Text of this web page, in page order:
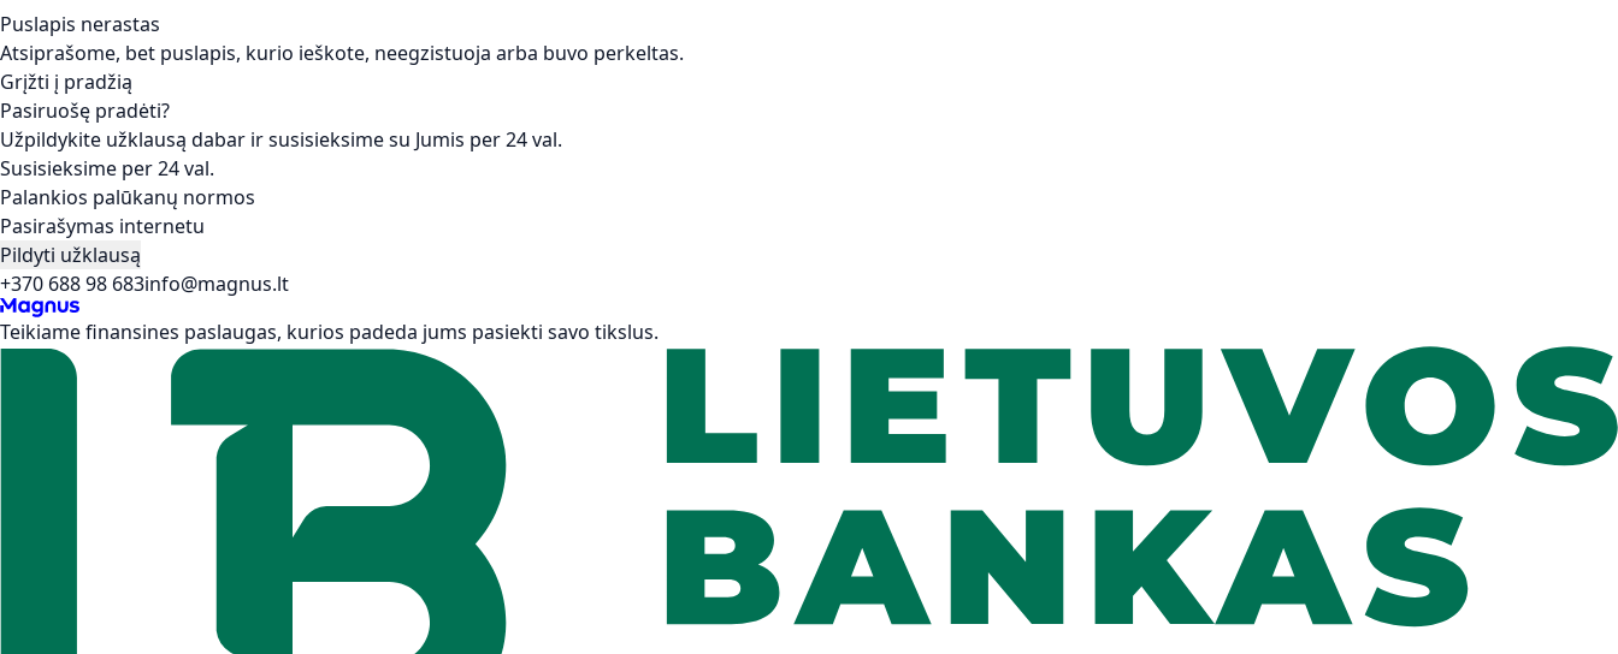
Puslapis nerastas
Atsiprašome, bet puslapis, kurio ieškote, neegzistuoja arba buvo perkeltas.
Grįžti į pradžią
Pasiruošę pradėti?
Užpildykite užklausą dabar ir susisieksime su Jumis per 24 val.
Susisieksime per 24 val.
Palankios palūkanų normos
Pasirašymas internetu
Pildyti užklausą
+370 688 98 683info@magnus.lt
Teikiame finansines paslaugas, kurios padeda jums pasiekti savo tikslus.